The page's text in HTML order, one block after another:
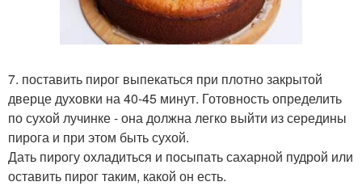
7. поставить пирог выпекаться при плотно закрытой
дверце духовки на 40-45 минут. Готовность определить
по сухой лучинке - она должна легко выйти из середины
пирога и при этом быть сухой.
Дать пирогу охладиться и посыпать сахарной пудрой или
оставить пирог таким, какой он есть.